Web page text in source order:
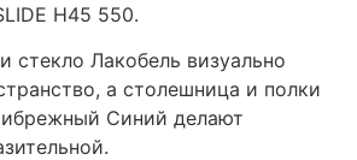
H45 550.
стекло Лакобель визуально
а столешница и полки
Синий делают